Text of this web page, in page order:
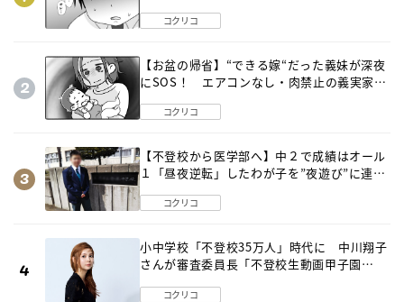
コクリコ
【お盆の帰省】“できる嫁“だった義妹が深夜
にSOS！ エアコンなし・肉禁止の義実家ル
コクリコ
【不登校から医学部へ】中２で成績はオール
１「昼夜逆転」したわが子を”夜遊び”に連れ
コクリコ
小中学校「不登校35万人」時代に 中川翔子
さんが審査委員長「不登校生動画甲子園
コクリコ